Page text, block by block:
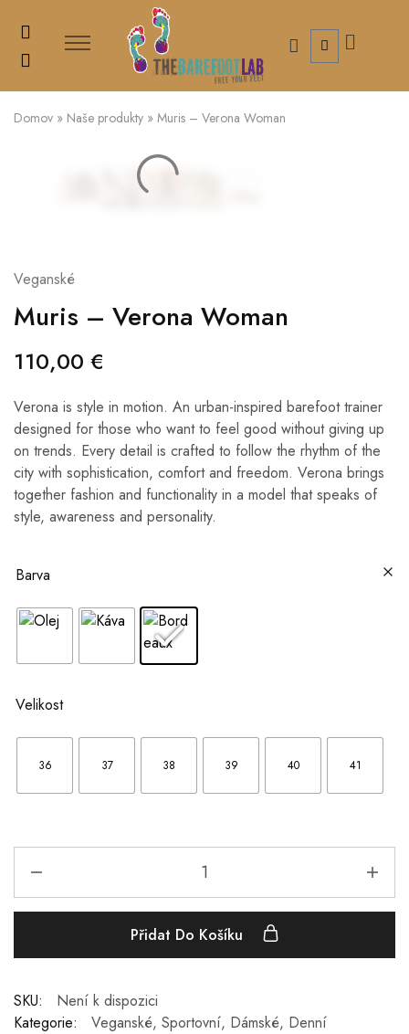
Domov » Naše produkty » Muris – Verona Woman
Veganské
Muris – Verona Woman
110,00 €
Verona is style in motion. An urban-inspired barefoot trainer
designed for those who want to feel good without giving up
on trends. Every detail is crafted to follow the rhythm of the
city with sophistication, comfort and freedom. Verona brings
together fashion and functionality in a model that speaks of
style, awareness and personality.
Barva
Velikost
36 37 38 39 40 41
Přidat Do Košíku
SKU:
Není k dispozici
Kategorie:
Veganské, Sportovní, Dámské, Denní